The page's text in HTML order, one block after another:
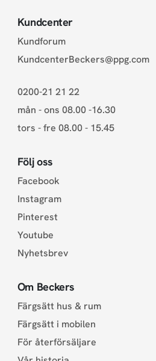
Kundcenter
Kundforum
KundcenterBeckers@ppg.com
0200-21 21 22
mån - ons 08.00 -16.30
tors - fre 08.00 - 15.45
Följ oss
Facebook
Instagram
Pinterest
Youtube
Nyhetsbrev
Om Beckers
Färgsätt hus & rum
Färgsätt i mobilen
För återförsäljare